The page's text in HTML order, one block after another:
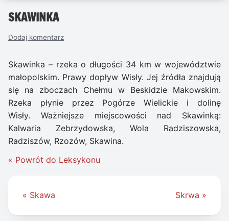
SKAWINKA
Dodaj komentarz
Skawinka – rzeka o długości 34 km w województwie
małopolskim. Prawy dopływ Wisły. Jej źródła znajdują
się na zboczach Chełmu w Beskidzie Makowskim.
Rzeka płynie przez Pogórze Wielickie i dolinę
Wisły. Ważniejsze miejscowości nad Skawinką:
Kalwaria Zebrzydowska, Wola Radziszowska,
Radziszów, Rzozów, Skawina.
« Powrót do Leksykonu
Nawigacja
« Skawa Skrwa »